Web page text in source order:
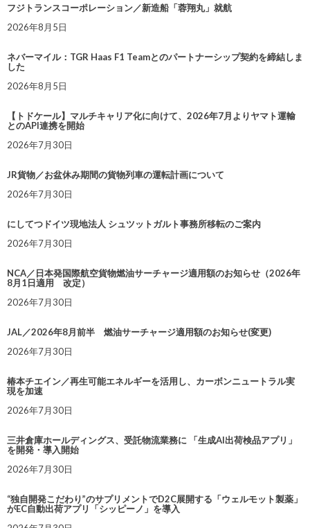
フジトランスコーポレーション／新造船「蓉翔丸」就航
2026年8月5日
ネバーマイル：TGR Haas F1 Teamとのパートナーシップ契約を締結しま
した
2026年8月5日
【トドケール】マルチキャリア化に向けて、2026年7月よりヤマト運輸
とのAPI連携を開始
2026年7月30日
JR貨物／お盆休み期間の貨物列車の運転計画について
2026年7月30日
にしてつドイツ現地法人 シュツットガルト事務所移転のご案内
2026年7月30日
NCA／日本発国際航空貨物燃油サーチャージ適用額のお知らせ（2026年
8月1日適用 改定）
2026年7月30日
JAL／2026年8月前半 燃油サーチャージ適用額のお知らせ(変更)
2026年7月30日
椿本チエイン／再生可能エネルギーを活用し、カーボンニュートラル実
現を加速
2026年7月30日
三井倉庫ホールディングス、受託物流業務に 「生成AI出荷検品アプリ」
を開発・導入開始
2026年7月30日
“独自開発こだわり”のサプリメントでD2C展開する「ウェルモット製薬」
がEC自動出荷アプリ「シッピーノ」を導入